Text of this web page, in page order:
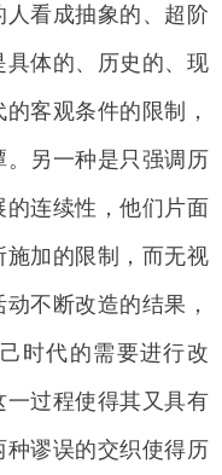
人看成抽象的、超阶
体的、历史的、现
客观条件的限制，
。另一种是只强调历
连续性，他们片面
加的限制，而无视
不断改造的结果，
时代的需要进行改
过程使得其又具有
谬误的交织使得历